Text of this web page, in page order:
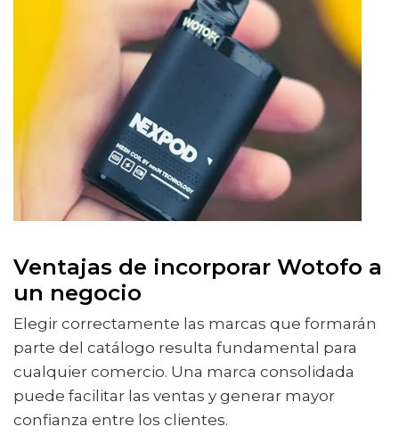
Ventajas de incorporar Wotofo a
un negocio
Elegir correctamente las marcas que formarán
parte del catálogo resulta fundamental para
cualquier comercio. Una marca consolidada
puede facilitar las ventas y generar mayor
confianza entre los clientes.